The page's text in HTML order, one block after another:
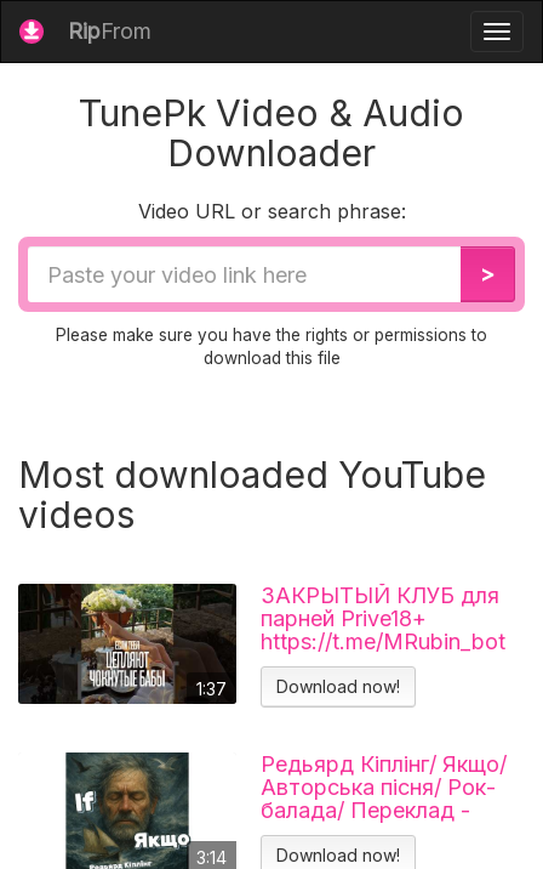
RipFrom
TunePk Video & Audio
Downloader
Video URL or search phrase:
Video
URL
>
Please make sure you have the rights or permissions to
download this file
Most downloaded YouTube
videos
1:37
ЗАКРЫТЫЙ КЛУБ для
парней Prive18+
https://t.me/MRubin_bot
#миларубинчик
#психология
#отношения
Download now!
3:14
Редьярд Кіплінг/ Якщо/
Авторська пісня/ Рок-
балада/ Переклад -
Тарас В'єнц
Download now!